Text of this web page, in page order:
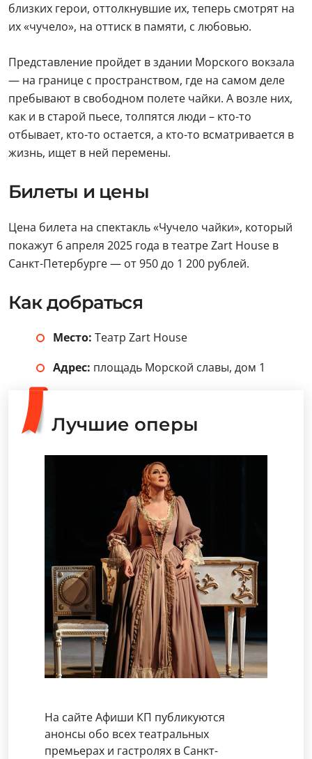
близких герои, оттолкнувшие их, теперь смотрят на
их «чучело», на оттиск в памяти, с любовью.
Представление пройдет в здании Морского вокзала
— на границе с пространством, где на самом деле
пребывают в свободном полете чайки. А возле них,
как и в старой пьесе, толпятся люди – кто-то
отбывает, кто-то остается, а кто-то всматривается в
жизнь, ищет в ней перемены.
Билеты и цены
Цена билета на спектакль «Чучело чайки», который
покажут 6 апреля 2025 года в театре Zart House в
Санкт-Петербурге — от 950 до 1 200 рублей.
Как добраться
Место: Театр Zart House
Адрес: площадь Морской славы, дом 1
Лучшие оперы
На сайте Афиши КП публикуются
анонсы обо всех театральных
премьерах и гастролях в Санкт-